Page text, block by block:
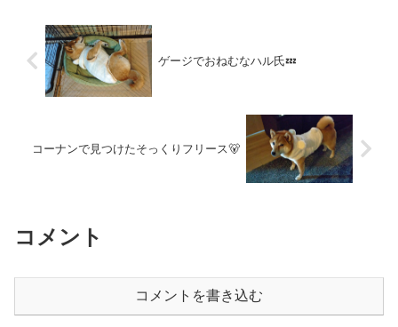
ゲージでおねむなハル氏💤
コーナンで見つけたそっくりフリース🐻
コメント
コメントを書き込む